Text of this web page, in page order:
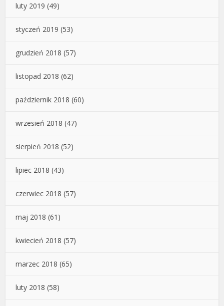
luty 2019 (49)
styczeń 2019 (53)
grudzień 2018 (57)
listopad 2018 (62)
październik 2018 (60)
wrzesień 2018 (47)
sierpień 2018 (52)
lipiec 2018 (43)
czerwiec 2018 (57)
maj 2018 (61)
kwiecień 2018 (57)
marzec 2018 (65)
luty 2018 (58)